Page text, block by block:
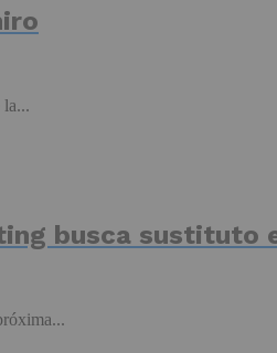
la...
busca sustituto